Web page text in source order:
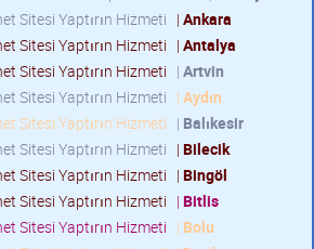
Sitesi Yaptırın Hizmeti | Ankara
Sitesi Yaptırın Hizmeti | Antalya
Sitesi Yaptırın Hizmeti | Artvin
Sitesi Yaptırın Hizmeti | Aydın
Sitesi Yaptırın Hizmeti | Balıkesir
Sitesi Yaptırın Hizmeti | Bilecik
Sitesi Yaptırın Hizmeti | Bingöl
Sitesi Yaptırın Hizmeti | Bitlis
Sitesi Yaptırın Hizmeti | Bolu